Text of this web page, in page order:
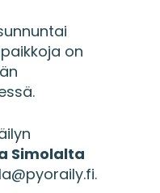
on
Simolalta